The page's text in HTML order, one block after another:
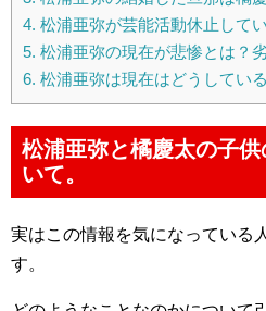
4. 松浦亜弥が芸能活動休止して
5. 松浦亜弥の現在が悲惨とは？
6. 松浦亜弥は現在はどうしてい
松浦亜弥と橘慶太の子
いて。
実はこの情報を気になっている
す。